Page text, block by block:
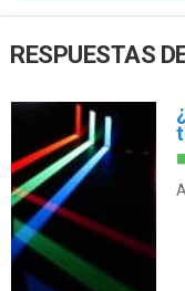
RESPUESTAS